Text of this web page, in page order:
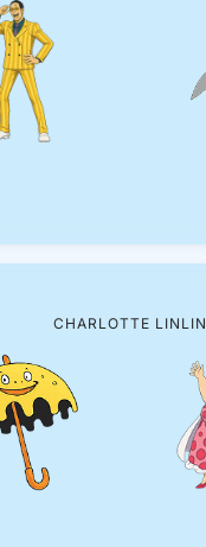
CHARLOTTE LINLIN